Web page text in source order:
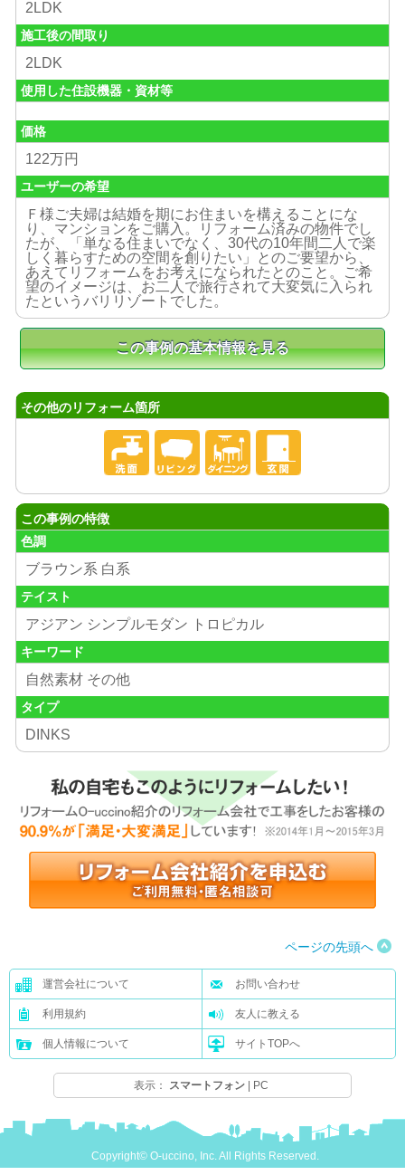
2LDK
施工後の間取り
2LDK
使用した住設機器・資材等
価格
122万円
ユーザーの希望
Ｆ様ご夫婦は結婚を期にお住まいを構えることにな
り、マンションをご購入。リフォーム済みの物件でし
たが、「単なる住まいでなく、30代の10年間二人で楽
しく暮らすための空間を創りたい」とのご要望から、
あえてリフォームをお考えになられたとのこと。ご希
望のイメージは、お二人で旅行されて大変気に入られ
たというバリリゾートでした。
その他のリフォーム箇所
この事例の特徴
色調
ブラウン系 白系
テイスト
アジアン シンプルモダン トロピカル
キーワード
自然素材 その他
タイプ
DINKS
ページの先頭へ
運営会社について お問い合わせ
利用規約 友人に教える
個人情報について サイトTOPへ
表示： スマートフォン PC
Copyright© O-uccino, Inc. All Rights Reserved.